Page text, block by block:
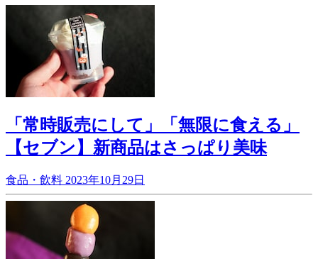
「常時販売にして」「無限に食える」
【セブン】新商品はさっぱり美味
食品・飲料 2023年10月29日